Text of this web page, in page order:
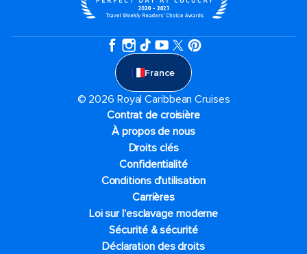
France
© 2026 Royal Caribbean Cruises
Contrat de croisière
À propos de nous
Droits clés
Confidentialité
Conditions d'utilisation
Carrières
Loi sur l'esclavage moderne
Sécurité & sécurité
Déclaration des droits